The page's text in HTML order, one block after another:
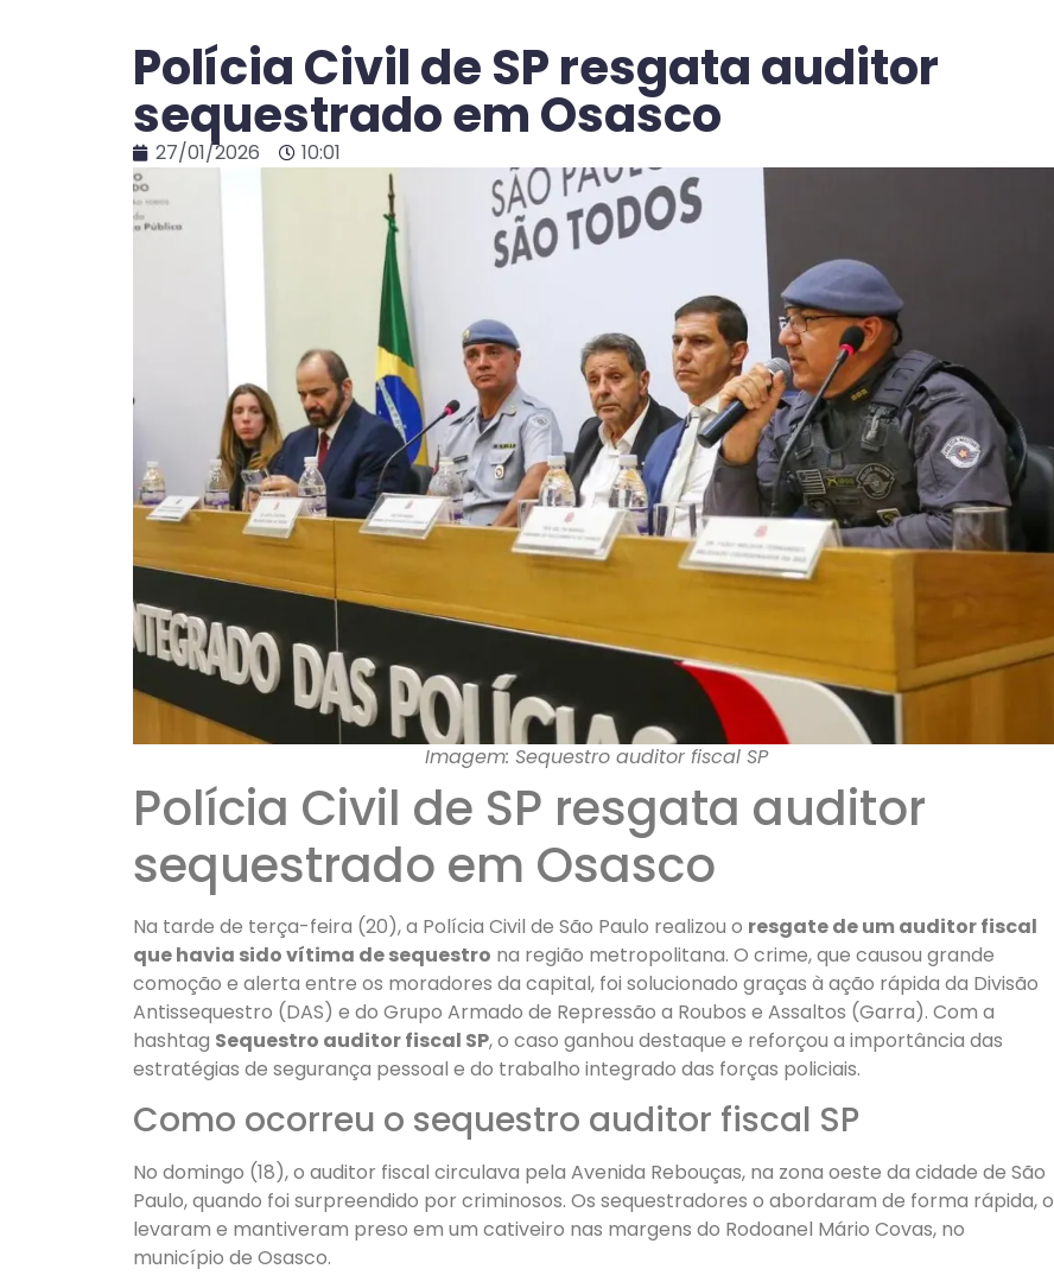
Polícia Civil de SP resgata auditor
sequestrado em Osasco
27/01/2026 10:01
Imagem: Sequestro auditor fiscal SP
Polícia Civil de SP resgata auditor
sequestrado em Osasco
Na tarde de terça-feira (20), a Polícia Civil de São Paulo realizou o resgate de um auditor fiscal
que havia sido vítima de sequestro na região metropolitana. O crime, que causou grande
comoção e alerta entre os moradores da capital, foi solucionado graças à ação rápida da Divisão
Antissequestro (DAS) e do Grupo Armado de Repressão a Roubos e Assaltos (Garra). Com a
hashtag Sequestro auditor fiscal SP, o caso ganhou destaque e reforçou a importância das
estratégias de segurança pessoal e do trabalho integrado das forças policiais.
Como ocorreu o sequestro auditor fiscal SP
No domingo (18), o auditor fiscal circulava pela Avenida Rebouças, na zona oeste da cidade de São
Paulo, quando foi surpreendido por criminosos. Os sequestradores o abordaram de forma rápida, o
levaram e mantiveram preso em um cativeiro nas margens do Rodoanel Mário Covas, no
município de Osasco.